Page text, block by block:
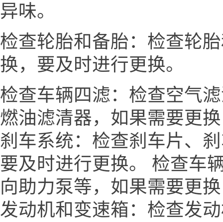
异味。
检查轮胎和备胎：检查轮
换，要及时进行更换。
检查车辆四滤：检查空气
燃油滤清器，如果需要更
刹车系统：检查刹车片、
要及时进行更换。 检查车
向助力泵等，如果需要更
发动机和变速箱：检查发